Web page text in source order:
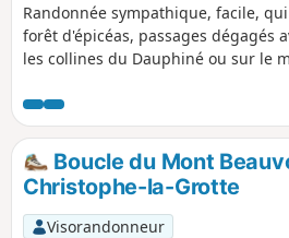
Randonnée sympathique, facile,
forêt d'épicéas, passages dégagés
les collines du Dauphiné ou sur le
Boucle du Mont
Christophe-la-Grotte
Visorandonneur